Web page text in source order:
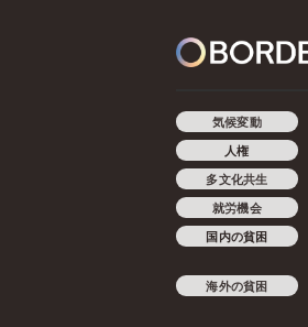
気候変動
人権
多文化共生
就労機会
国内の貧困
海外の貧困